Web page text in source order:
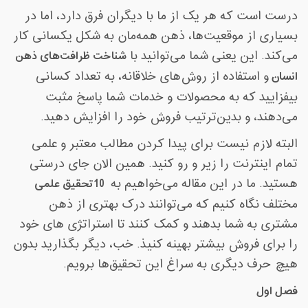
درست است که هر یک از ما با دیگران فرق دارد، اما در
بسیاری از موقعیت‌ها، ذهن همه‌مان به شکل یکسانی کار
می‌کند. این یعنی شما می‌توانید با شناخت ظرافت‌های ذهن
انسانو استفاده از روش‌های خلاقانه، به تعداد کسانی
بیفزایید که به محصولات و خدمات شما پاسخ مثبت
می‌دهند، و بدین‌ترتیب فروش خود را افزایش دهید.
البته لازم نیست برای پیدا کردن مطالب معتبر و علمی
تمام اینترنت را زیر و رو کنید. همین الان جای درستی
هستید. ما در این مقاله می‌خواهیم به 10تحقیق علمی
مختلف نگاه کنیم که می‌توانند درک بهتری از ذهن
مشتری به شما بدهند و کمک کنند تا استراتژی های خود
را برای فروش بیشتر بهینه کنیذ. خب، دیگر بگذارید بدون
هیچ حرف دیگری به سراغ این تحقیق‌ها برویم.
فصل اول